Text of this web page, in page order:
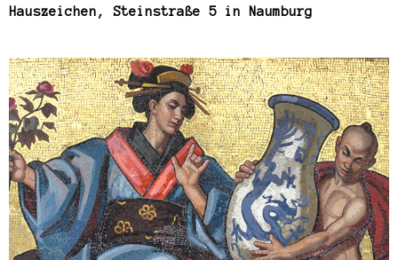
Hauszeichen, Steinstraße 5 in Naumburg